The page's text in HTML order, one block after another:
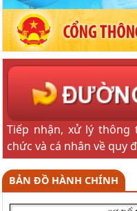
Tiếp nhận, xử lý
chức và cá nhân về quy
BẢN ĐỒ HÀNH CHÍNH